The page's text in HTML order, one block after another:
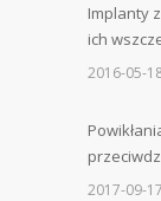
Implanty
ich
2016-05-
2017-09-17